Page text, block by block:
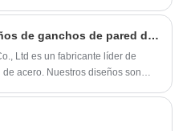
¿Cómo incorporar diseños de ganchos de pared de acero a tu decoración minimalista?
Ltd es un fabricante líder de
acero. Nuestros diseños son